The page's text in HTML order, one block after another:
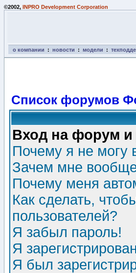
©2002, INPRO Development Corporation
о компании : новости : модели :
Список форумов
Вход на форум и
Почему я не могу
Зачем мне вообще
Почему меня
Как сделать,
пользователей?
Я забыл пароль!
Я
Я был